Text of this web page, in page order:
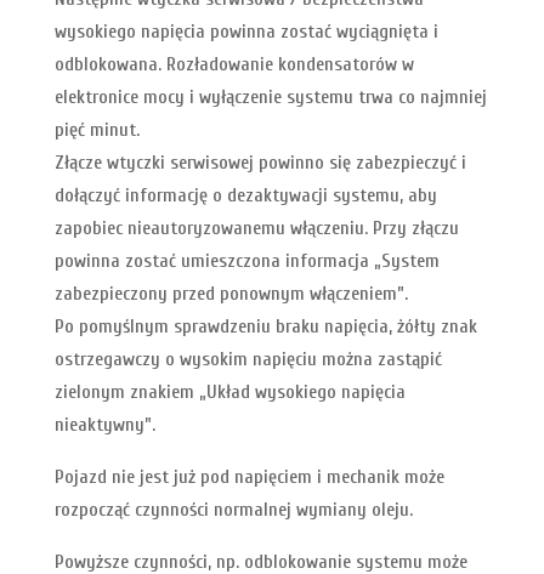
wysokiego napięcia powinna zostać wyciągnięta i
odblokowana. Rozładowanie kondensatorów w
elektronice mocy i wyłączenie systemu trwa co najmniej
pięć minut.
Złącze wtyczki serwisowej powinno się zabezpieczyć i
dołączyć informację o dezaktywacji systemu, aby
zapobiec nieautoryzowanemu włączeniu. Przy złączu
powinna zostać umieszczona informacja „System
zabezpieczony przed ponownym włączeniem”.
Po pomyślnym sprawdzeniu braku napięcia, żółty znak
ostrzegawczy o wysokim napięciu można zastąpić
zielonym znakiem „Układ wysokiego napięcia
nieaktywny”.
Pojazd nie jest już pod napięciem i mechanik może
rozpocząć czynności normalnej wymiany oleju.
Powyższe czynności, np. odblokowanie systemu może